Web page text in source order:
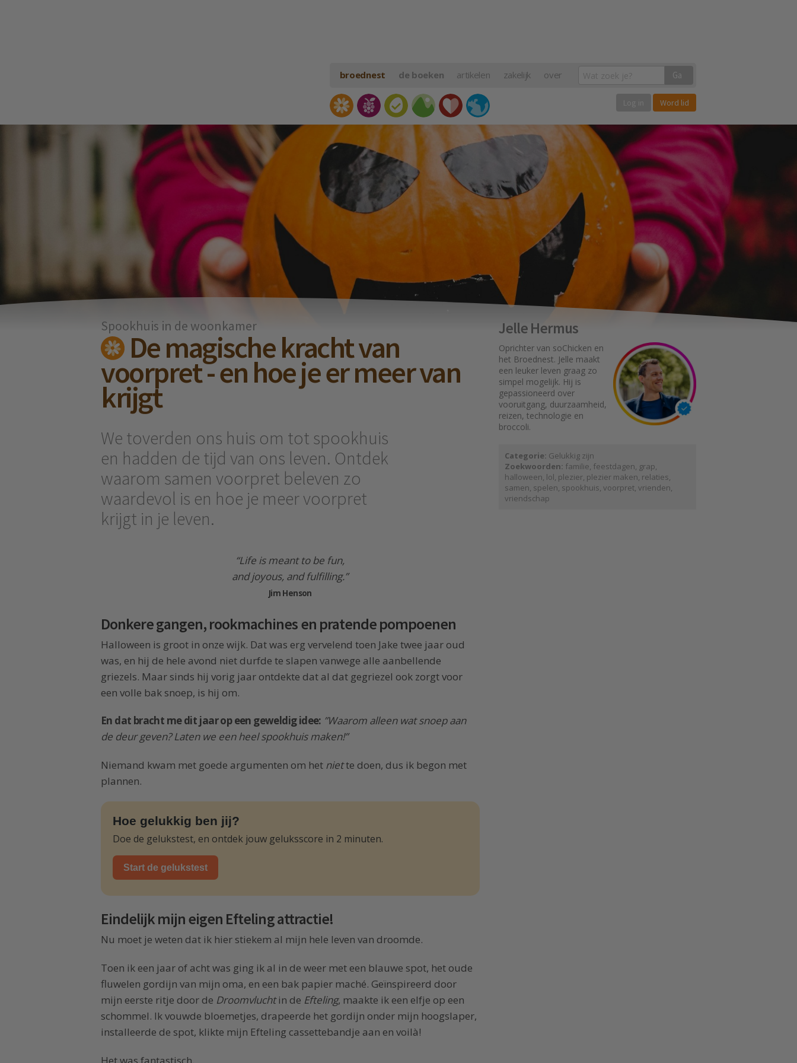
broednest de boeken artikelen zakelijk over Ga
Word lid
Spookhuis in de woonkamer
De magische kracht van
voorpret - en hoe je er meer van
krijgt
We toverden ons huis om tot spookhuis
en hadden de tijd van ons leven. Ontdek
waarom samen voorpret beleven zo
waardevol is en hoe je meer voorpret
krijgt in je leven.
“Life is meant to be fun,
and joyous, and fulfilling.”
Jim Henson
Donkere gangen, rookmachines en pratende pompoenen
Halloween is groot in onze wijk. Dat was erg vervelend toen Jake twee jaar oud
was, en hij de hele avond niet durfde te slapen vanwege alle aanbellende
griezels. Maar sinds hij vorig jaar ontdekte dat al dat gegriezel ook zorgt voor
een volle bak snoep, is hij om.
En dat bracht me dit jaar op een geweldig idee: ”Waarom alleen wat snoep aan
de deur geven? Laten we een heel spookhuis maken!”
Niemand kwam met goede argumenten om het niette doen, dus ik begon met
plannen.
Hoe gelukkig ben jij?
Doe de gelukstest, en ontdek jouw geluksscore in 2 minuten.
Start de gelukstest
Eindelijk mijn eigen Efteling attractie!
Nu moet je weten dat ik hier stiekem al mijn hele leven van droomde.
Toen ik een jaar of acht was ging ik al in de weer met een blauwe spot, het oude
fluwelen gordijn van mijn oma, en een bak papier maché. Geïnspireerd door
mijn eerste ritje door de Droomvluchtin de Efteling, maakte ik een elfje op een
schommel. Ik vouwde bloemetjes, drapeerde het gordijn onder mijn hoogslaper,
installeerde de spot, klikte mijn Efteling cassettebandje aan en voilà!
Het was fantastisch.
Jelle Hermus
Oprichter van soChicken en
het Broednest. Jelle maakt
een leuker leven graag zo
simpel mogelijk. Hij is
gepassioneerd over
vooruitgang, duurzaamheid,
reizen, technologie en
broccoli.
Categorie: Gelukkig zijn
Zoekwoorden: familie, feestdagen, grap,
halloween, lol, plezier, plezier maken, relaties,
samen, spelen, spookhuis, voorpret, vrienden,
vriendschap